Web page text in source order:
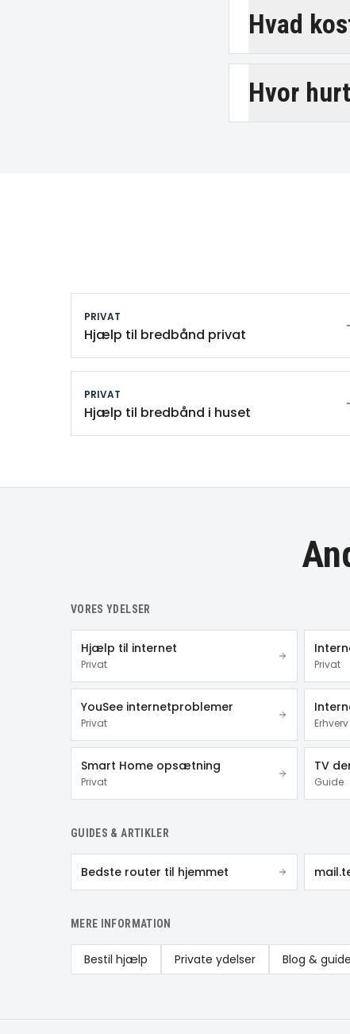
Hvad
Hvor
PRIVAT
Hjælp til bredbånd privat
PRIVAT
Hjælp til bredbånd i huset
VORES YDELSER
Hjælp til internet
Privat Privat
YouSee internetproblemer
Privat Erhverv
Smart Home opsætning
Privat
TV
Guide
GUIDES & ARTIKLER
Bedste router til hjemmet
MERE INFORMATION
Bestil hjælp Private ydelser Blog &